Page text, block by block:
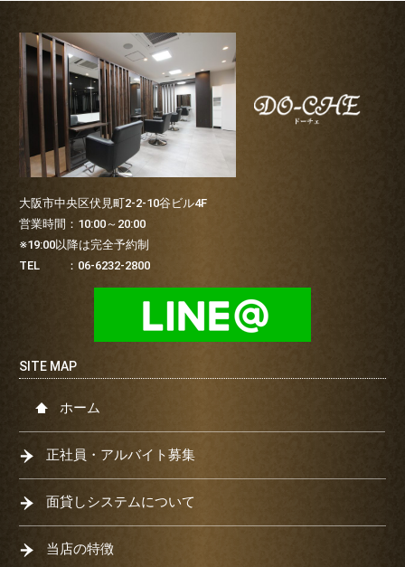
大阪市中央区伏見町2-2-10谷ビル4F
営業時間：10:00～20:00
※19:00以降は完全予約制
TEL ：06-6232-2800
ホーム
正社員・アルバイト募集
面貸しシステムについて
当店の特徴